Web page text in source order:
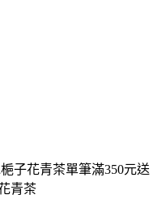
子花青茶單筆滿350元送
青茶